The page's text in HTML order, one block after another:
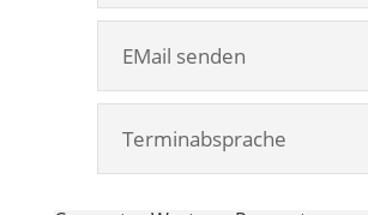
EMail senden
Terminabsprache